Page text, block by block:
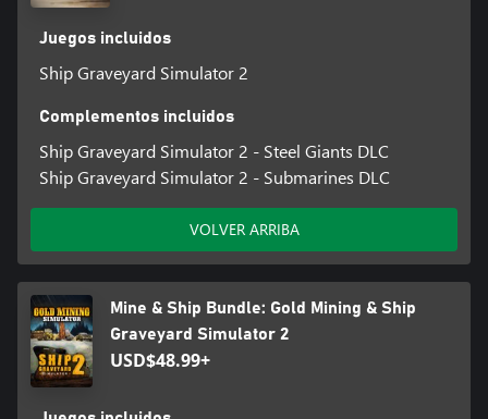
Juegos incluidos
Ship Graveyard Simulator 2
Complementos incluidos
Ship Graveyard Simulator 2 - Steel Giants DLC
Ship Graveyard Simulator 2 - Submarines DLC
VOLVER ARRIBA
Mine & Ship Bundle: Gold Mining & Ship
Graveyard Simulator 2
USD$48.99+